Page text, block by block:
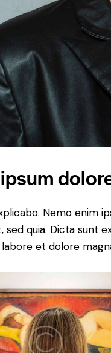
Nemo enim
sed quia. Dicta sunt
et dolore